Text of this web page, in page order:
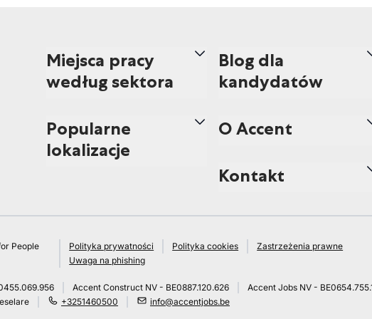
Miejsca pracy
według sektora
Popularne
lokalizacje
Blog dla
kandydatów
O Accent
Kontakt
People
Polityka prywatności Polityka cookies
Zastrzeżenia prawne
Uwaga na phishing
Accent Construct NV - BE0887.120.626
Accent Jobs NV -
+3251460500 info@accentjobs.be